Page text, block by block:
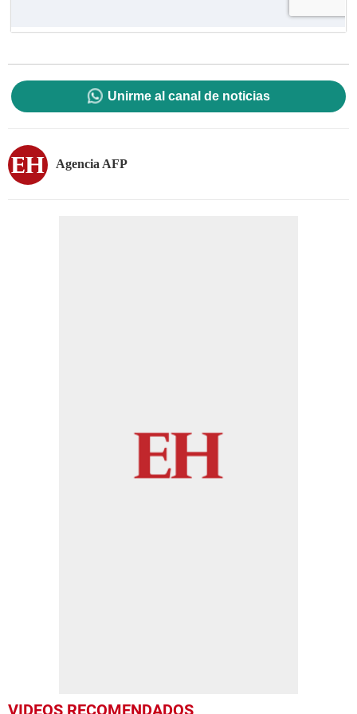
Unirme al canal de noticias
Agencia AFP
VIDEOS RECOMENDADOS